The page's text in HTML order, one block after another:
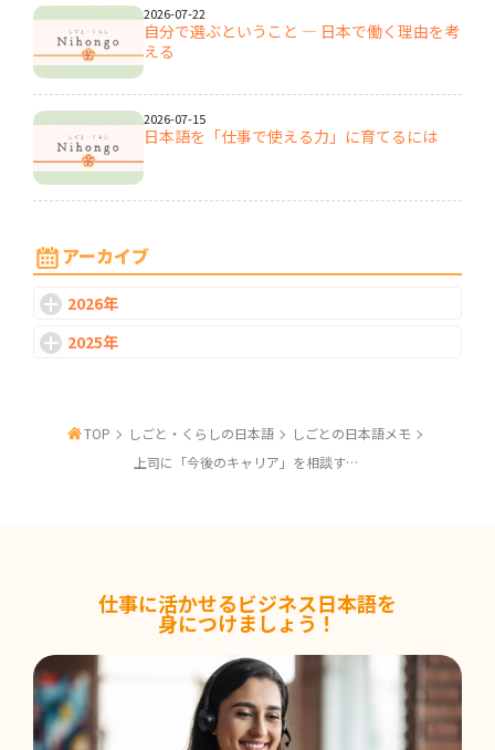
自分で選ぶということ ― 日本で働く理由を考
える
2026-07-22
日本語を「仕事で使える力」に育てるには
2026-07-15
なのか
研究を続ける道、社会で生かす道｜PhD・ポ
ストドクのキャリア
2026-06-24
日本型雇用の仕組みとその背景
アーカイブ
2026年
2025年
TOP しごと・くらしの日本語
しごとの日本語メモ
上司に「今後のキャリア」を相談するときの日本語――アンさんと佐藤部長の会話
仕事に活かせるビジネス日本語を
身につけましょう！